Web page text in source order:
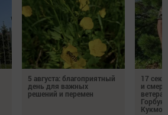
5 августа: благоприятный
день для важных
решений и перемен
17
и